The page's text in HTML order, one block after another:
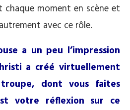
chaque moment en scène et
avec ce rôle.
a un peu l’impression
a créé virtuellement
dont vous faites
votre réflexion sur ce